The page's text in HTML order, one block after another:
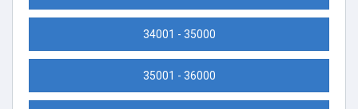
34001 - 35000
35001 - 36000